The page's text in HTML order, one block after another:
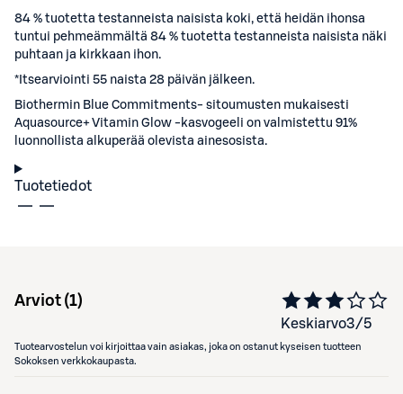
84 % tuotetta testanneista naisista koki, että heidän ihonsa
tuntui pehmeämmältä 84 % tuotetta testanneista naisista näki
puhtaan ja kirkkaan ihon.
*Itsearviointi 55 naista 28 päivän jälkeen.
Biothermin Blue Commitments- sitoumusten mukaisesti
Aquasource+ Vitamin Glow -kasvogeeli on valmistettu 91%
luonnollista alkuperää olevista ainesosista.
Tuotetiedot
Arviot (1)
Keskiarvo3/5
Tuotearvostelun voi kirjoittaa vain asiakas, joka on ostanut kyseisen tuotteen
Sokoksen verkkokaupasta.